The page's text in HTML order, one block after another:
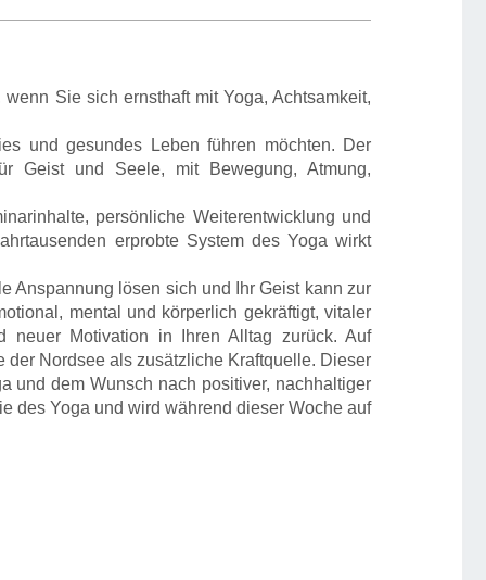
Sie sich ernsthaft mit Yoga, Achtsamkeit,
und gesundes Leben führen möchten. Der
Geist und Seele, mit Bewegung, Atmung,
persönliche Weiterentwicklung und
erprobte System des Yoga wirkt
Anspannung lösen sich und Ihr Geist kann zur
mental und körperlich gekräftigt, vitaler
neuer Motivation in Ihren Alltag zurück. Auf
Nordsee als zusätzliche Kraftquelle. Dieser
und dem Wunsch nach positiver, nachhaltiger
des Yoga und wird während dieser Woche auf